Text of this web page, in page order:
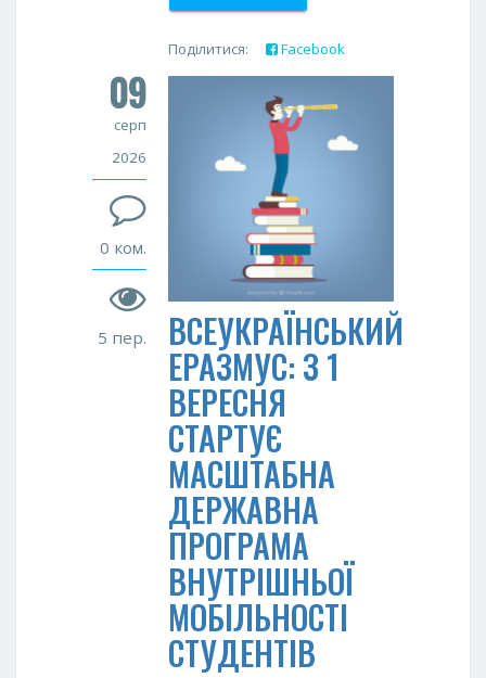
Поділитися:
Facebook
Twitter
Google+
09
серп
2026
0 ком.
5 пер. ВСЕУКРАЇНСЬКИЙ
ЕРАЗМУС: З 1
ВЕРЕСНЯ
СТАРТУЄ
МАСШТАБНА
ДЕРЖАВНА
ПРОГРАМА
ВНУТРІШНЬОЇ
МОБІЛЬНОСТІ
СТУДЕНТІВ